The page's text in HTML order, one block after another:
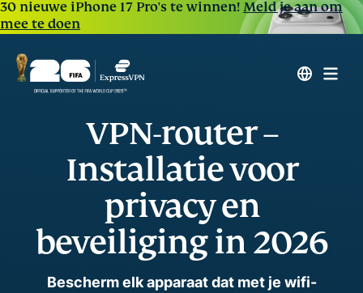
30 nieuwe iPhone 17 Pro's te winnen!Meld je aan om
mee te doen
VPN-router –
Installatie voor
privacy en
beveiliging in 2026
Bescherm elk apparaat dat met je wifi-